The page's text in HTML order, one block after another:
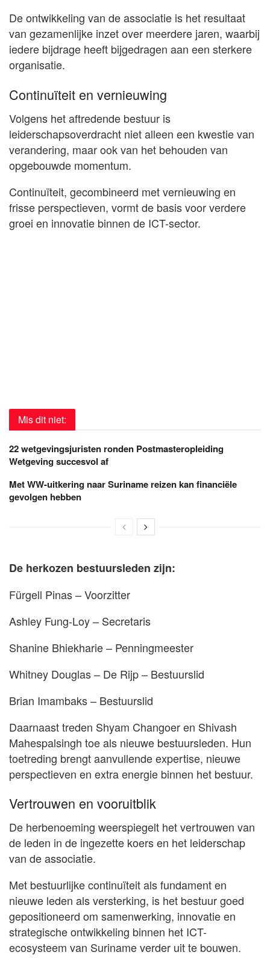
De ontwikkeling van de associatie is het resultaat
van gezamenlijke inzet over meerdere jaren, waarbij
iedere bijdrage heeft bijgedragen aan een sterkere
organisatie.
Continuïteit en vernieuwing
Volgens het aftredende bestuur is
leiderschapsoverdracht niet alleen een kwestie van
verandering, maar ook van het behouden van
opgebouwde momentum.
Continuïteit, gecombineerd met vernieuwing en
frisse perspectieven, vormt de basis voor verdere
groei en innovatie binnen de ICT-sector.
Mis dit niet:
22 wetgevingsjuristen ronden Postmasteropleiding
Wetgeving succesvol af
Met WW-uitkering naar Suriname reizen kan financiële
gevolgen hebben
De herkozen bestuursleden zijn:
Fürgell Pinas – Voorzitter
Ashley Fung-Loy – Secretaris
Shanine Bhiekharie – Penningmeester
Whitney Douglas – De Rijp – Bestuurslid
Brian Imambaks – Bestuurslid
Daarnaast treden Shyam Changoer en Shivash
Mahespalsingh toe als nieuwe bestuursleden. Hun
toetreding brengt aanvullende expertise, nieuwe
perspectieven en extra energie binnen het bestuur.
Vertrouwen en vooruitblik
De herbenoeming weerspiegelt het vertrouwen van
de leden in de ingezette koers en het leiderschap
van de associatie.
Met bestuurlijke continuïteit als fundament en
nieuwe leden als versterking, is het bestuur goed
gepositioneerd om samenwerking, innovatie en
strategische ontwikkeling binnen het ICT-
ecosysteem van Suriname verder uit te bouwen.